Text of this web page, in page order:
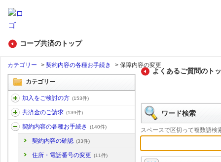
コープ共済のトップ
カテゴリー > 契約内容の各種お手続き > 保障内容の変更
カテゴリー
加入をご検討の方 (153件)
共済金のご請求 (139件)
契約内容の各種お手続き (140件)
契約内容の確認 (33件)
住所・電話番号の変更 (11件)
よくあるご質問のト
ワード検索
スペースで区切って複数語検